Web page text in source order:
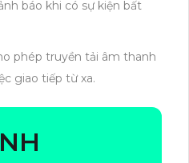
báo khi có sự kiện bất
phép truyền tải âm thanh
giao tiếp từ xa.